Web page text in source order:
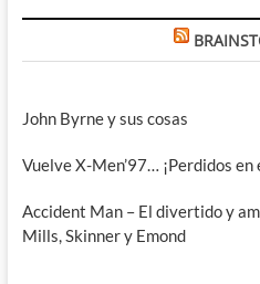
John Byrne y sus cosas
Vuelve X-Men’97… ¡Perdidos
Accident Man – El divertido y
Mills, Skinner y Emond